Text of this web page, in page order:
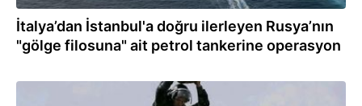
İtalya’dan İstanbul'a doğru ilerleyen Rusya’nın
"gölge filosuna" ait petrol tankerine operasyon